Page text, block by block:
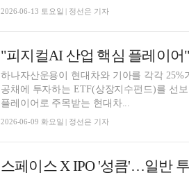
2026-06-13 토요일 | 정선은 기자
하나자산운용이 현대차와 기아를 각각 25%가량 비중으로 편입하고, 나머지 약 50%는 단기 국
공채에 투자하는 ETF(상장지수펀드)를 선
플레이어로 주목받는 현대차...
2026-06-09 화요일 | 정선은 기자
스페이스 X IPO '성큼'…일반